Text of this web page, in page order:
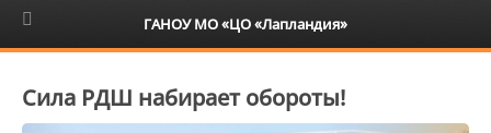
6+
Сила РДШ набирает обороты!
ГАНОУ МО «ЦО «Лапландия»